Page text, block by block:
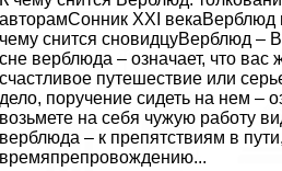
авторамСонник XXI векаВерблюд
чему снится сновидцуВерблюд –
сне верблюда – означает, что вас
счастливое путешествие или
дело, поручение сидеть на нем –
возьмете на себя чужую работу
верблюда – к препятствиям в
времяпрепровождению...